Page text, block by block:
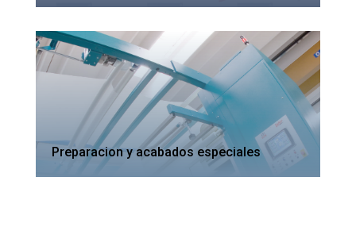
Preparacion y acabados especiales